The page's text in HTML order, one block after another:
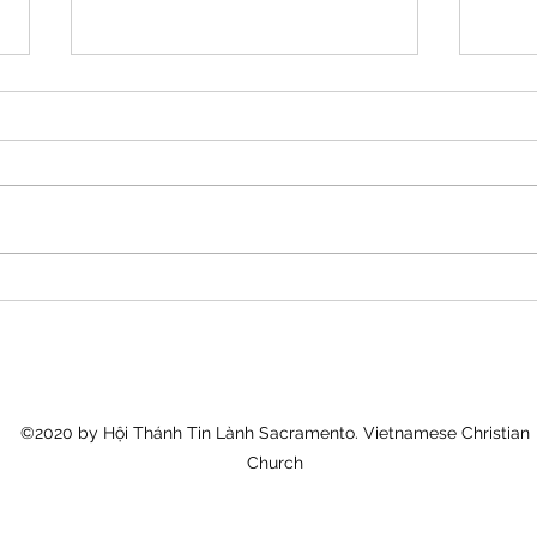
A-Đam Và Đấng Christ
©2020 by Hội Thánh Tin Lành Sacramento. Vietnamese Christian
Church